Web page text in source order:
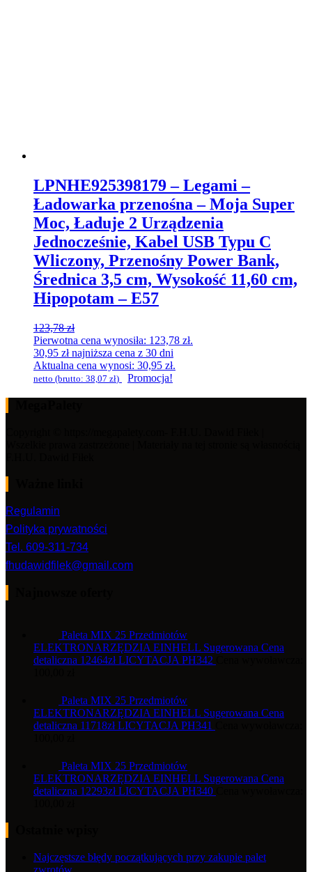
LPNHE925398179 – Legami –
Ładowarka przenośna – Moja Super
Moc, Ładuje 2 Urządzenia
Jednocześnie, Kabel USB Typu C
Wliczony, Przenośny Power Bank,
Średnica 3,5 cm, Wysokość 11,60 cm,
Hipopotam – E57
123,78zł
Pierwotna cena wynosiła: 123,78 zł.
30,95 złnajniższa cena z 30 dni
Aktualna cena wynosi: 30,95 zł.
netto (brutto: 38,07 zł) Promocja!
Regulamin
Polityka prywatności
Tel. 609-311-734
fhudawidfilek@gmail.com
Paleta MIX 25 Przedmiotów
ELEKTRONARZĘDZIA EINHELL Sugerowana Cena
detaliczna 12464zł LICYTACJA PH342
Paleta MIX 25 Przedmiotów
ELEKTRONARZĘDZIA EINHELL Sugerowana Cena
detaliczna 11718zł LICYTACJA PH341
Paleta MIX 25 Przedmiotów
ELEKTRONARZĘDZIA EINHELL Sugerowana Cena
detaliczna 12293zł LICYTACJA PH340
Najczęstsze błędy początkujących przy zakupie palet
zwrotów